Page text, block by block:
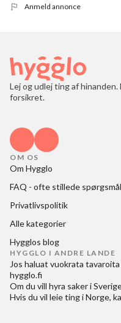
Anmeld annonce
Lej og udlej ting af
forsikret.
OM OS
Om Hygglo
FAQ - ofte stillede spørgsmål
Privatlivspolitik
Alle kategorier
Hygglos blog
HYGGLO I ANDRE LANDE
Jos haluat vuokrata tavaroita
hygglo.fi
Om du vill hyra saker i
Hvis du vil leie ting i Norge,